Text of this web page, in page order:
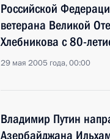
Российской
ветерана Великой
Хлебникова с 80-
29 мая 2005 года, 00:00
Владимир Путин
Азербайджана